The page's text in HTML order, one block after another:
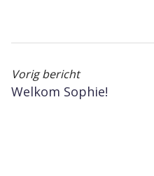
Vorig bericht
Welkom Sophie!